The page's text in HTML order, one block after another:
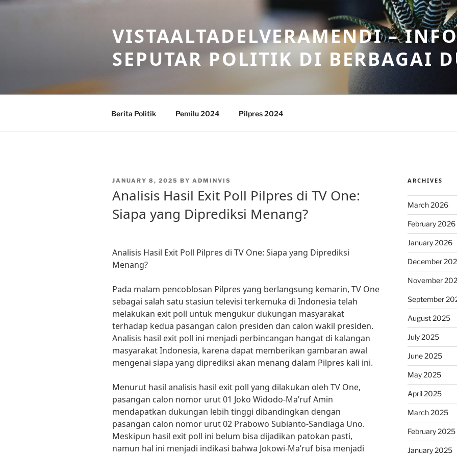
Skip
VISTAALTADELVERAMENDI –
SEPUTAR POLITIK DI BERBAGAI
Berita Politik Pemilu 2024 Pilpres 2024
POSTED
JANUARY 8, 2025 BY ADMINVIS
Analisis Hasil Exit Poll Pilpres di TV One:
Siapa yang Diprediksi Menang?
Analisis Hasil Exit Poll Pilpres di TV One: Siapa yang Diprediksi
Menang?
Pada malam pencoblosan Pilpres yang berlangsung kemarin, TV One
sebagai salah satu stasiun televisi terkemuka di Indonesia telah
melakukan exit poll untuk mengukur dukungan masyarakat
terhadap kedua pasangan calon presiden dan calon wakil presiden.
Analisis hasil exit poll ini menjadi perbincangan hangat di kalangan
masyarakat Indonesia, karena dapat memberikan gambaran awal
mengenai siapa yang diprediksi akan menang dalam Pilpres kali ini.
Menurut hasil analisis hasil exit poll yang dilakukan oleh TV One,
pasangan calon nomor urut 01 Joko Widodo-Ma’ruf Amin
mendapatkan dukungan lebih tinggi dibandingkan dengan
pasangan calon nomor urut 02 Prabowo Subianto-Sandiaga Uno.
Meskipun hasil exit poll ini belum bisa dijadikan patokan pasti,
namun hal ini menjadi indikasi bahwa Jokowi-Ma’ruf bisa menjadi
ARCHIVES
March 2026
February 2026
January 2026
December
November
September
August 2025
July 2025
June 2025
May 2025
April 2025
March 2025
February 2025
January 2025